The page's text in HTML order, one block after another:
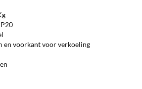
en voorkant voor verkoeling